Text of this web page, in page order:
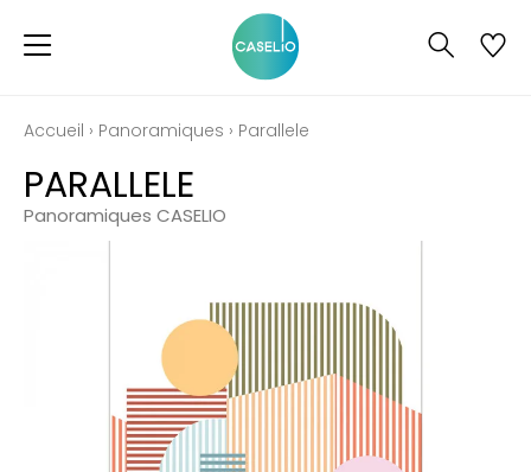
Accueil › Panoramiques › Parallele
PARALLELE
Panoramiques CASELIO